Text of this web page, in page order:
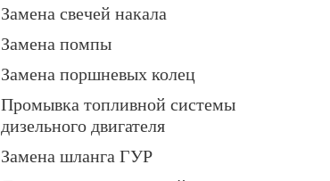
Замена свечей накала
Замена помпы
Замена поршневых колец
Промывка топливной системы
дизельного двигателя
Замена шланга ГУР